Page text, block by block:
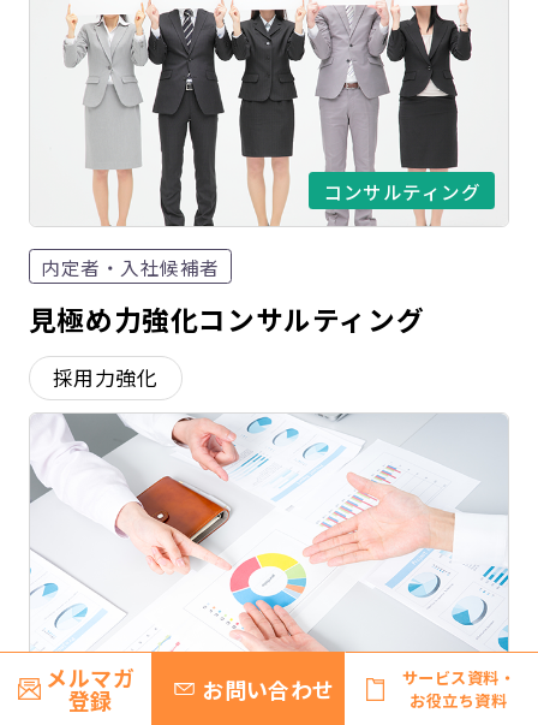
コンサルティング
内定者・入社候補者
見極め力強化コンサルティング
採用力強化
コンサルティング
メルマガ
登録 お問い合わせ
サービス資料・
お役立ち資料